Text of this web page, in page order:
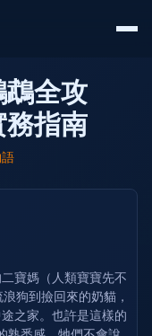
鵡全攻
指南
寶媽（人類寶寶先不
狗到撿回來的奶貓，
之家。也許是這樣的